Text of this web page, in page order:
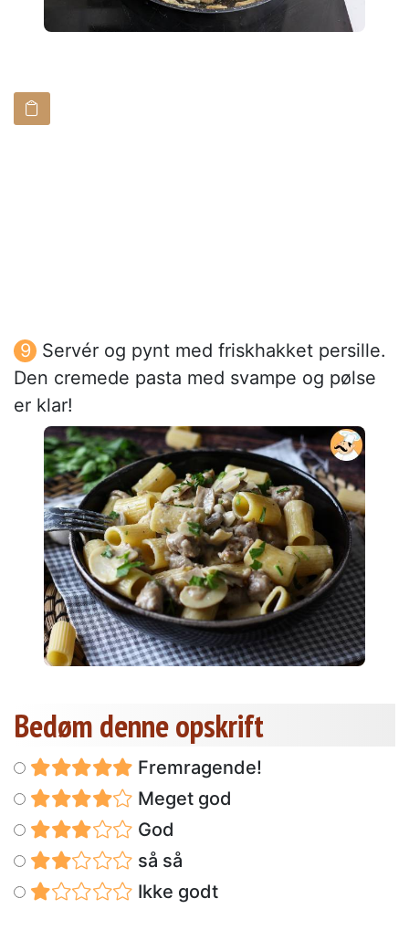
Servér og pynt med friskhakket persille.
Den cremede pasta med svampe og pølse
er klar!
Bedøm denne opskrift
Fremragende!
Meget god
God
så så
Ikke godt